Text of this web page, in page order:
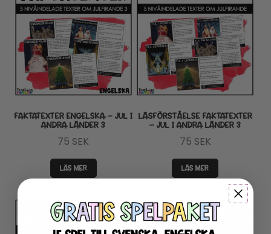
FAKTATEXTER ENGELSKA – JUL I
ANDRA LÄNDER 3
75 SEK
LÄS MER
LÄSFÖRSTÅELSE FAKTATEXTER
– JUL I ANDRA LÄNDER 3
75 SEK
LÄS MER